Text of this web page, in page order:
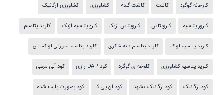
کارخانه گوگرد کاشت کاشت گندم کشاورزی کشاورزی ارگانیک
کلرور پتاسیم کلروپتاس کلروپتاس ازبک کلرو پتاسیم ازبک کلرید پتاسیم
کلرید پتاسیم ازبک کلرید پتاسیم دانه شکری کلرید پتاسیم صورتی ازبکستان
کلرید پتاسیم کشاورزی کلوخه ی گوگرد کود DAP رازی کود آلی مرغی
کود ارگانیک کود ارگانیک مشهد کود ان پی کا کود بصورت پلیت شده